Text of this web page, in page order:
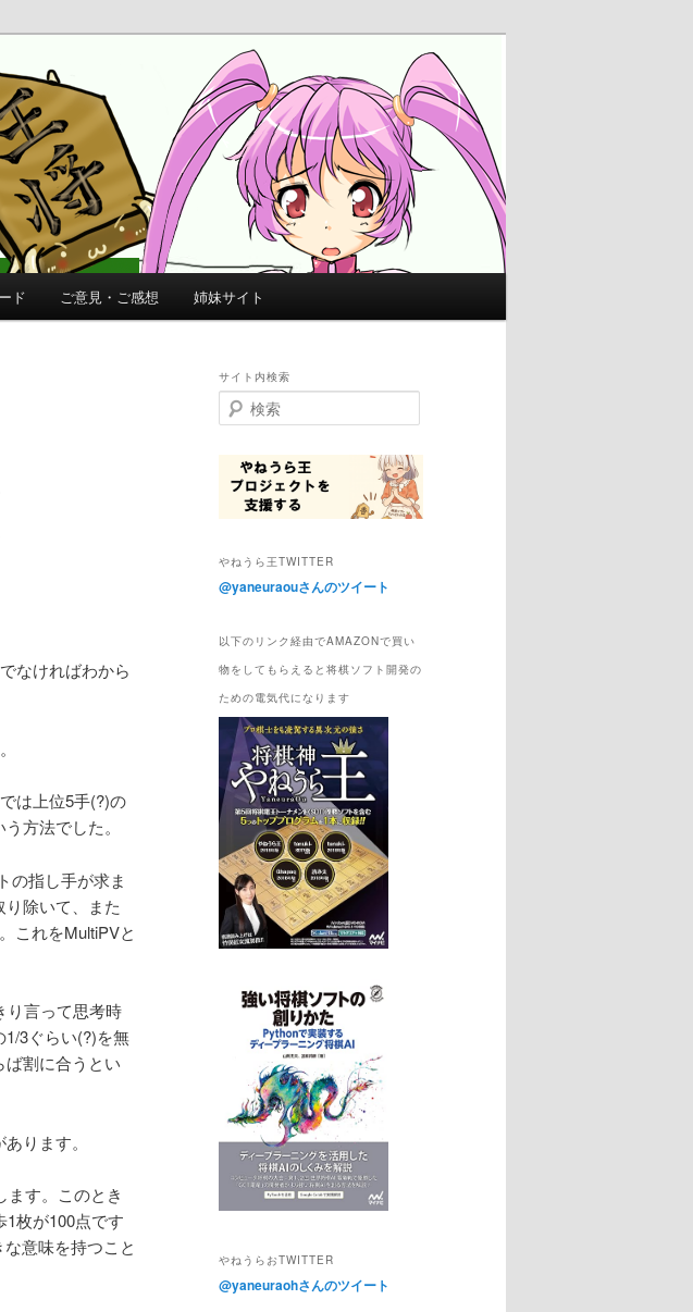
ド ご意見・ご感想 姉妹サイト
なければわから
は上位5手(?)の
方法でした。
の指し手が求ま
除いて、また
これをMultiPVと
り言って思考時
3ぐらい(?)を無
割に合うとい
ります。
す。このとき
枚が100点です
意味を持つこと
サイト内検索
検
索
やねうら王TWITTER
@yaneuraouさんのツイート
以下のリンク経由でAMAZONで買い
物をしてもらえると将棋ソフト開発の
ための電気代になります
やねうらおTWITTER
@yaneuraohさんのツイート